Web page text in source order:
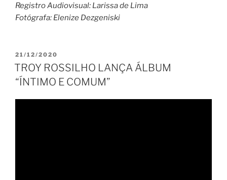
Registro Audiovisual: Larissa de Lima
Fotógrafa: Elenize Dezgeniski
PUBLICADO
EM
21/12/2020
TROY ROSSILHO LANÇA ÁLBUM
“ÍNTIMO E COMUM”